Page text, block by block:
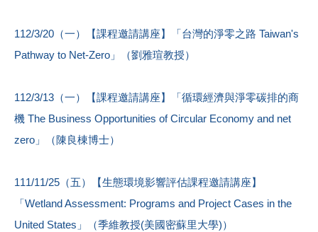
112/3/20（一）【課程邀請講座】「台灣的淨零之路 Taiwan's
Pathway to Net-Zero」（劉雅瑄教授）
112/3/13（一）【課程邀請講座】「循環經濟與淨零碳排的商
機 The Business Opportunities of Circular Economy and net
zero」（陳良棟博士）
111/11/25（五）【生態環境影響評估課程邀請講座】
「Wetland Assessment: Programs and Project Cases in the
United States」（季維教授(美國密蘇里大學)）